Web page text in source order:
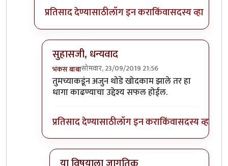
प्रतिसाद देण्यासाठीलॉग इन कराकिंवासदस्य व्हा
सुहासजी, धन्यवाद
भंकस बाबासोमवार, 23/09/2019 21:56
In reply toइंटर्नल कंबशन इंजिनाची इंधनby
तुमच्याकडूंन अजुन थोडे खोदकाम झाले तर हा
धागा काढण्याचा उद्देश्य सफल होईल.
प्रतिसाद देण्यासाठीलॉग इन कराकिंवासदस्य व्हा